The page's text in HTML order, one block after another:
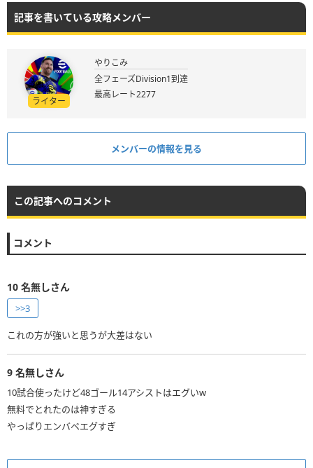
記事を書いている攻略メンバー
ライター
やりこみ
全フェーズDivision1到達
最高レート2277
メンバーの情報を見る
この記事へのコメント
コメント
10 名無しさん
>>3
これの方が強いと思うが大差はない
9 名無しさん
10試合使ったけど48ゴール14アシストはエグいw
無料でとれたのは神すぎる
やっぱりエンバペエグすぎ